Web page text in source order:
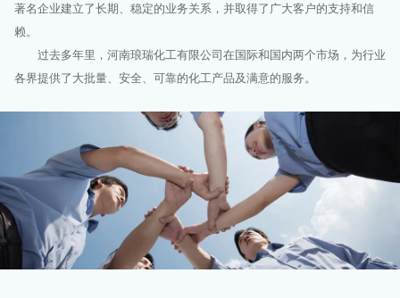
著名企业建立了长期、稳定的业务关系，并取得了广大客户的支持和信
赖。
过去多年里，河南琅瑞化工有限公司在国际和国内两个市场，为行业
各界提供了大批量、安全、可靠的化工产品及满意的服务。